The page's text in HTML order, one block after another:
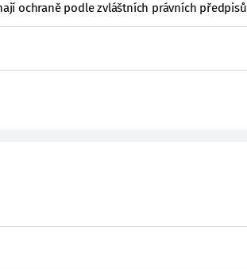
ochraně podle zvláštních právních předpisů